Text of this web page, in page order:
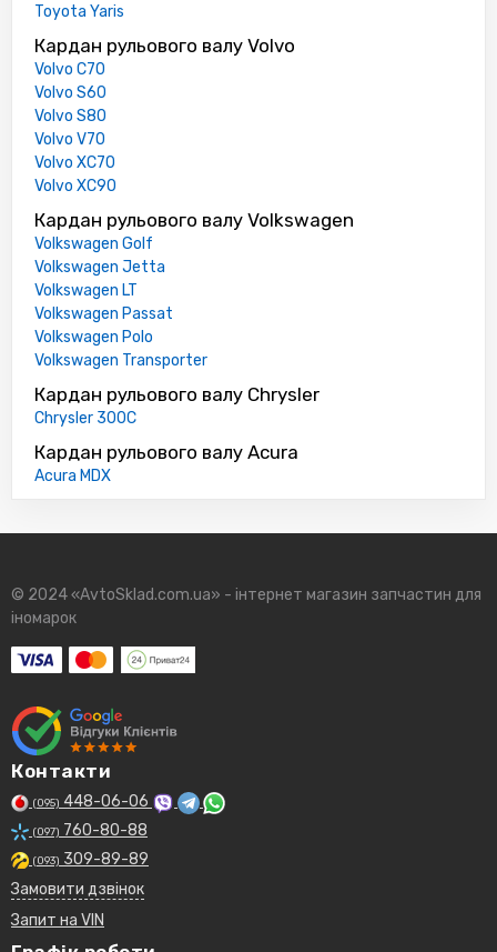
Toyota Yaris
Кардан рульового валу Volvo
Volvo C70
Volvo S60
Volvo S80
Volvo V70
Volvo XC70
Volvo XC90
Кардан рульового валу Volkswagen
Volkswagen Golf
Volkswagen Jetta
Volkswagen LT
Volkswagen Passat
Volkswagen Polo
Volkswagen Transporter
Кардан рульового валу Chrysler
Chrysler 300C
Кардан рульового валу Acura
Acura MDX
© 2024 «AvtoSklad.com.ua» - інтернет магазин запчастин для
іномарок
Контакти
(095) 448-06-06
(097) 760-80-88
(093) 309-89-89
Замовити дзвінок
Запит на VIN